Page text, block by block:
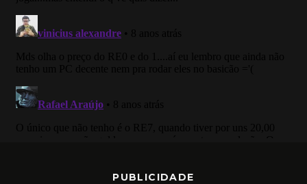
PUBLICIDADE